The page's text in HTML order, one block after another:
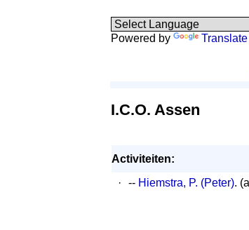
Powered by Translate
I.C.O. Assen
Activiteiten:
·
-- Hiemstra, P. (Peter).